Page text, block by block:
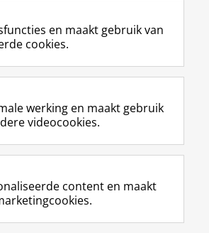
RUG
F
a
e
b
o
p
a
i
L
i
k
e
I
-
p
g
R
S
-
f
e
R
k
I
n
t
r
m
c
Y
o
T
e
k
a
en maakt gebruik van
cookies.
werking en maakt gebruik
videocookies.
content en maakt